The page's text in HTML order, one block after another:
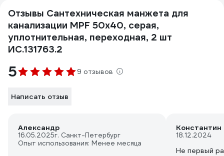
Отзывы Сантехническая манжета для
канализации MPF 50x40, серая,
уплотнительная, переходная, 2 шт
ИС.131763.2
5 9 отзывов
Написать отзыв
Александр
16.05.2025г. Санкт-Петербург
Опыт использования: Менее месяца
Константин
18.12.2024
Не первый